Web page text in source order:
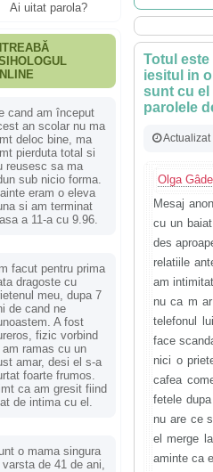
Ai uitat parola?
cand am început
an scolar nu ma
deloc bine, ma
pierduta total si
reusesc sa ma
sub nicio forma.
eram o eleva
si am terminat
a 11-a cu 9.96.
facut pentru prima
dragoste cu
meu, dupa 7
de cand ne
A fost
fizic vorbind
ramas cu un
amar, desi el s-a
foarte frumos.
ca am gresit fiind
de intima cu el.
o mama singura
varsta de 41 de ani,
Totul
iesitul in
sunt cu el
parolele
Olga
Mesaj
cu un
des
relatiile
am
nu ca m
telefonul
face
nici o
cafea
fetele
nu are ce
el merge
aminte ca